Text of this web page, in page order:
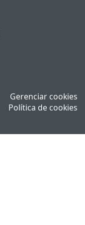
Gerenciar cookies
Política de cookies